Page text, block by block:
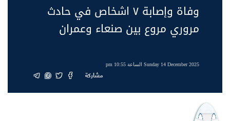
وفاة وإصابة ٧ اشخاص في حادث
مروري مروع بين صنعاء وعمران
Sunday 14 December 2025 الساعة 10:55 pm
مشاركة